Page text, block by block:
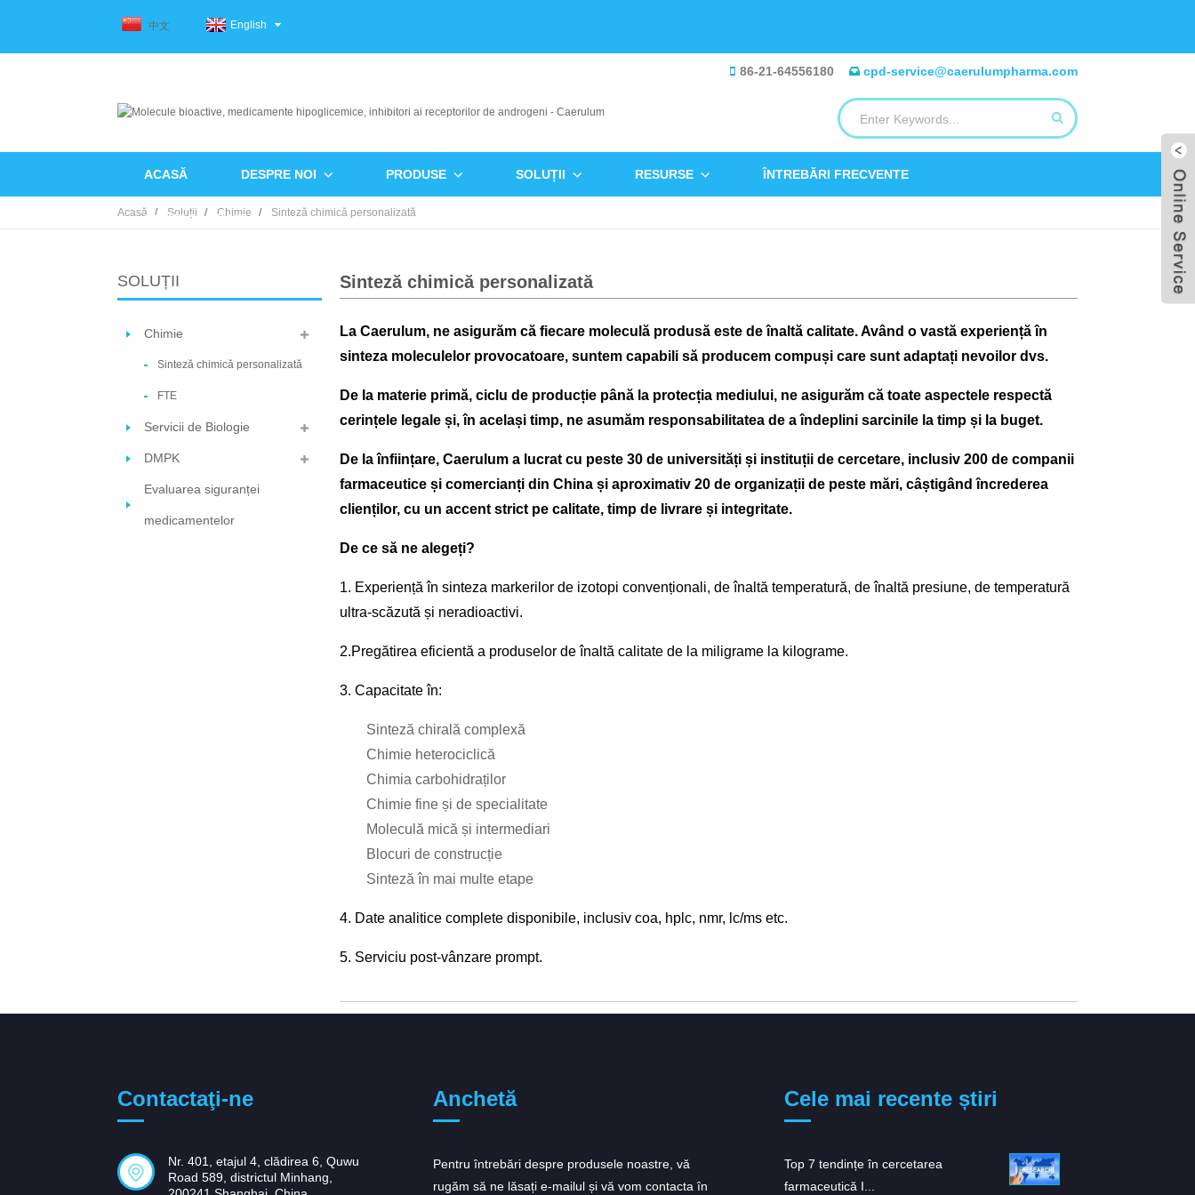
中文 English
86-21-64556180 cpd-service@caerulumpharma.com
ACASĂ DESPRE NOI PRODUSE SOLUȚII RESURSE ÎNTREBĂRI FRECVENTE
CONTACTAŢI-NE
Acasă Soluții Chimie Sinteză chimică personalizată
SOLUȚII
Chimie
Sinteză chimică personalizată
FTE
Servicii de Biologie
DMPK
Evaluarea siguranței
medicamentelor
Sinteză chimică personalizată
La Caerulum, ne asigurăm că fiecare moleculă produsă este de înaltă calitate. Având o vastă experiență în
sinteza moleculelor provocatoare, suntem capabili să producem compuși care sunt adaptați nevoilor dvs.
De la materie primă, ciclu de producție până la protecția mediului, ne asigurăm că toate aspectele respectă
cerințele legale și, în același timp, ne asumăm responsabilitatea de a îndeplini sarcinile la timp și la buget.
De la înființare, Caerulum a lucrat cu peste 30 de universități și instituții de cercetare, inclusiv 200 de companii
farmaceutice și comercianți din China și aproximativ 20 de organizații de peste mări, câștigând încrederea
clienților, cu un accent strict pe calitate, timp de livrare și integritate.
De ce să ne alegeți?
1. Experiență în sinteza markerilor de izotopi convenționali, de înaltă temperatură, de înaltă presiune, de temperatură
ultra-scăzută și neradioactivi.
2.Pregătirea eficientă a produselor de înaltă calitate de la miligrame la kilograme.
3. Capacitate în:
Sinteză chirală complexă
Chimie heterociclică
Chimia carbohidraților
Chimie fine și de specialitate
Moleculă mică și intermediari
Blocuri de construcție
Sinteză în mai multe etape
4. Date analitice complete disponibile, inclusiv coa, hplc, nmr, lc/ms etc.
5. Serviciu post-vânzare prompt.
Contactaţi-ne
Nr. 401, etajul 4, clădirea 6, Quwu
Road 589, districtul Minhang,
Anchetă
Pentru întrebări despre produsele noastre, vă
rugăm să ne lăsați e-mailul și vă vom contacta în
Cele mai recente știri
AstraZeneca primește un impuls de
reglementare pentru...
Top 7 tendințe în cercetarea
farmaceutică I...